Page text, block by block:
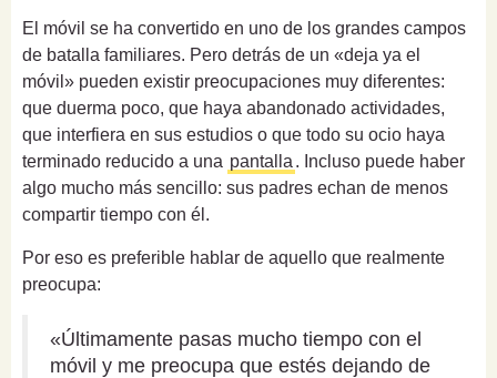
El móvil se ha convertido en uno de los grandes campos
de batalla familiares. Pero detrás de un «deja ya el
móvil» pueden existir preocupaciones muy diferentes:
que duerma poco, que haya abandonado actividades,
que interfiera en sus estudios o que todo su ocio haya
terminado reducido a una pantalla . Incluso puede haber
algo mucho más sencillo: sus padres echan de menos
compartir tiempo con él.
Por eso es preferible hablar de aquello que realmente
preocupa:
«Últimamente pasas mucho tiempo con el
móvil y me preocupa que estés dejando de